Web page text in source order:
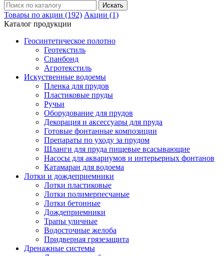
Товары по акции (192) Акции (1)
Каталог продукции
Геосинтетическое полотно
Геотекстиль
Спанбонд
Агротекстиль
Искуственные водоемы
Пленка для прудов
Пластиковые пруды
Ручьи
Оборудование для прудов
Декорация и аксессуары для пруда
Готовые фонтанные композиции
Препараты по уходу за прудом
Шланги для пруда пищевые всасывающие
Насосы для аквариумов и интерьерных фонтанов
Катамаран для водоема
Лотки и дождеприемники
Лотки пластиковые
Лотки полимерпесчаные
Лотки бетонные
Дождеприемники
Трапы уличные
Водосточные желоба
Придверная грязезащита
Дренажные системы